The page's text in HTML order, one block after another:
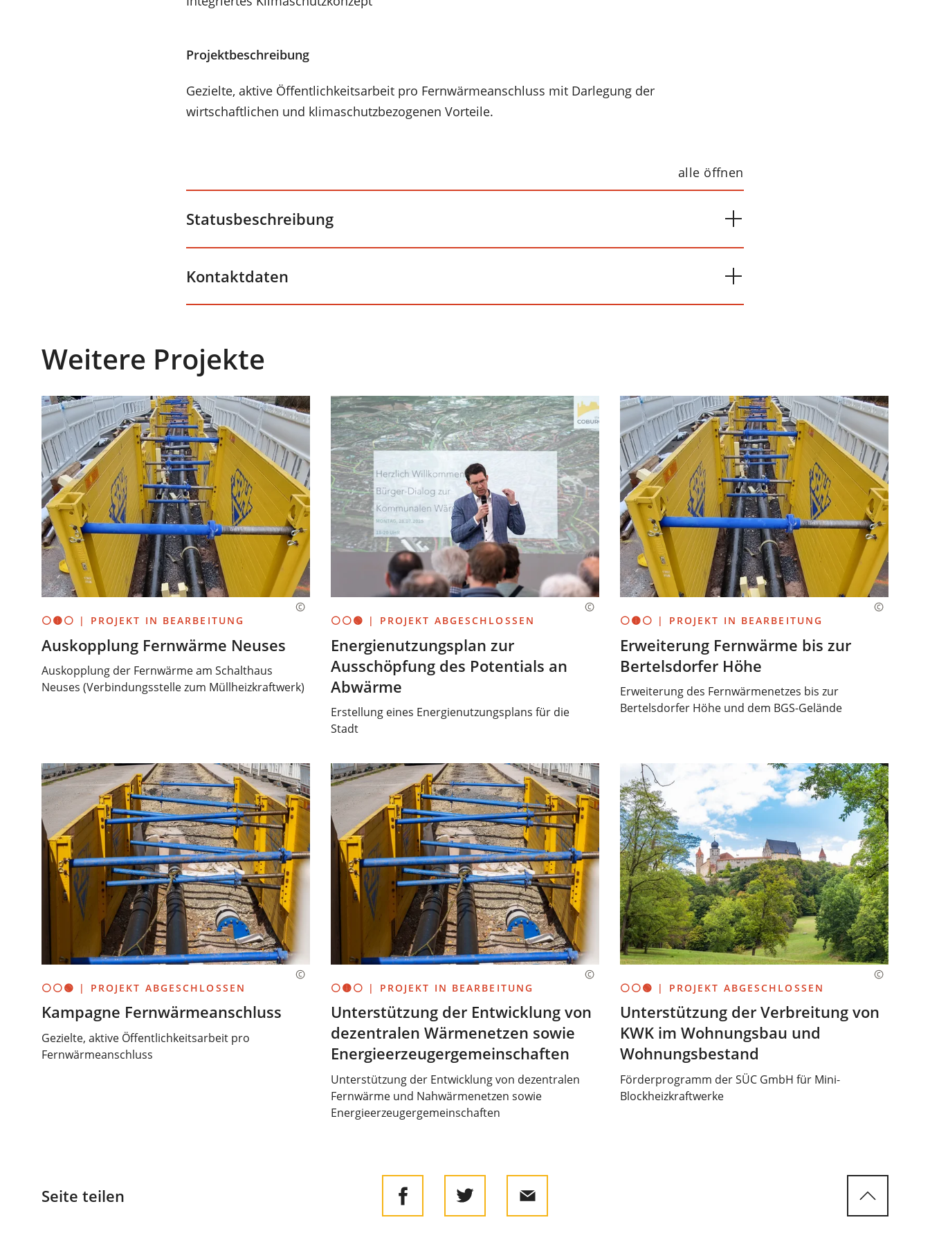
Projektbeschreibung
Gezielte, aktive Öffentlichkeitsarbeit pro Fernwärmeanschluss mit Darlegung der
wirtschaftlichen und klimaschutzbezogenen Vorteile.
alle öffnen
Statusbeschreibung
Kontaktdaten
Weitere Projekte
⚪🟡⚪ | PROJEKT IN BEARBEITUNG
Auskopplung Fernwärme Neuses
Auskopplung der Fernwärme am Schalthaus
Neuses (Verbindungsstelle zum Müllheizkraftwerk)
⚪⚪🟢 | PROJEKT ABGESCHLOSSEN
Energienutzungsplan zur
Ausschöpfung des Potentials an
Abwärme
Erstellung eines Energienutzungsplans für die
Stadt
⚪🟡⚪ | PROJEKT IN BEARBEITUNG
Erweiterung Fernwärme bis zur
Bertelsdorfer Höhe
Erweiterung des Fernwärmenetzes bis zur
Bertelsdorfer Höhe und dem BGS-Gelände
⚪⚪🟢 | PROJEKT ABGESCHLOSSEN
Kampagne Fernwärmeanschluss
Gezielte, aktive Öffentlichkeitsarbeit pro
Fernwärmeanschluss
⚪🟡⚪ | PROJEKT IN BEARBEITUNG
Unterstützung der Entwicklung von
dezentralen Wärmenetzen sowie
Energieerzeugergemeinschaften
Unterstützung der Entwicklung von dezentralen
Fernwärme und Nahwärmenetzen sowie
Energieerzeugergemeinschaften
⚪⚪🟢 | PROJEKT ABGESCHLOSSEN
Unterstützung der Verbreitung von
KWK im Wohnungsbau und
Wohnungsbestand
Förderprogramm der SÜC GmbH für Mini-
Blockheizkraftwerke
Seite teilen